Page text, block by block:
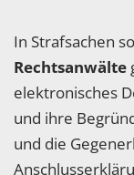
In Strafsachen
Rechtsanwälte
elektronisches
und ihre
und die